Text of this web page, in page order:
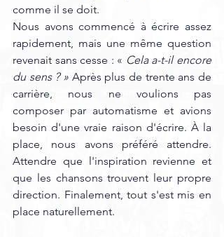
comme il se doit.
Nous avons commencé à écrire assez
rapidement, mais une même question
revenait sans cesse : « Cela a-t-il encore
du sens ? » Après plus de trente ans de
carrière, nous ne voulions pas
composer par automatisme et avions
besoin d'une vraie raison d'écrire. À la
place, nous avons préféré attendre.
Attendre que l'inspiration revienne et
que les chansons trouvent leur propre
direction. Finalement, tout s'est mis en
place naturellement.